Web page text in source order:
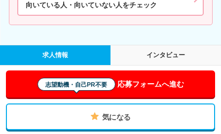
向いている人・向いていない人をチェック
求人情報 インタビュー
志望動機・自己PR不要 応募フォームへ進む
気になる